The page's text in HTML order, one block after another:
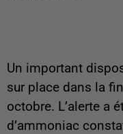
Un important
sur place dans la
octobre. L’alerte a
d’ammoniac